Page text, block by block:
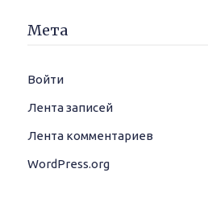
Мета
Войти
Лента записей
Лента комментариев
WordPress.org